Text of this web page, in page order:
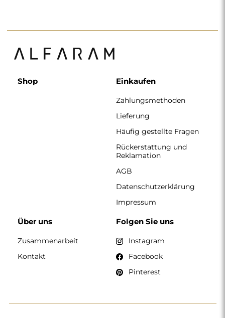
Shop Einkaufen
Zahlungsmethoden
Lieferung
Häufig gestellte Fragen
Rückerstattung und
Reklamation
AGB
Datenschutzerklärung
Impressum
Über uns
Zusammenarbeit
Kontakt
Folgen Sie uns
Instagram
Facebook
Pinterest